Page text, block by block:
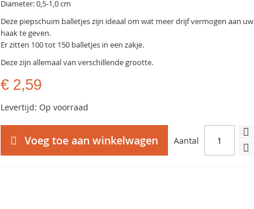
Diameter: 0,5-1,0 cm
Deze piepschuim balletjes zijn ideaal om wat meer drijf vermogen aan uw
haak te geven.
Er zitten 100 tot 150 balletjes in een zakje.
Deze zijn allemaal van verschillende grootte.
€ 2,59
Levertijd: Op voorraad
Aantal
Voeg toe aan winkelwagen